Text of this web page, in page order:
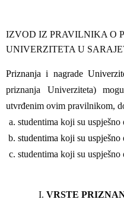
IZVOD IZ PRAVILNIKA O
UNIVERZITETA U
Priznanja i nagrade
priznanja Univerziteta)
utvrđenim ovim pravilnikom,
studentima koji su
studentima koji su
studentima koji su
VRSTE